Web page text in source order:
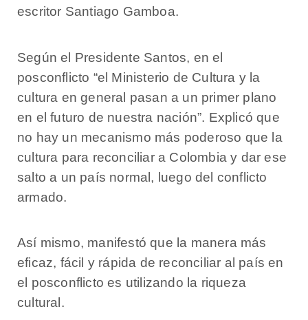
escritor Santiago Gamboa.
Según el Presidente Santos, en el
posconflicto “el Ministerio de Cultura y la
cultura en general pasan a un primer plano
en el futuro de nuestra nación”. Explicó que
no hay un mecanismo más poderoso que la
cultura para reconciliar a Colombia y dar ese
salto a un país normal, luego del conflicto
armado.
Así mismo, manifestó que la manera más
eficaz, fácil y rápida de reconciliar al país en
el posconflicto es utilizando la riqueza
cultural.